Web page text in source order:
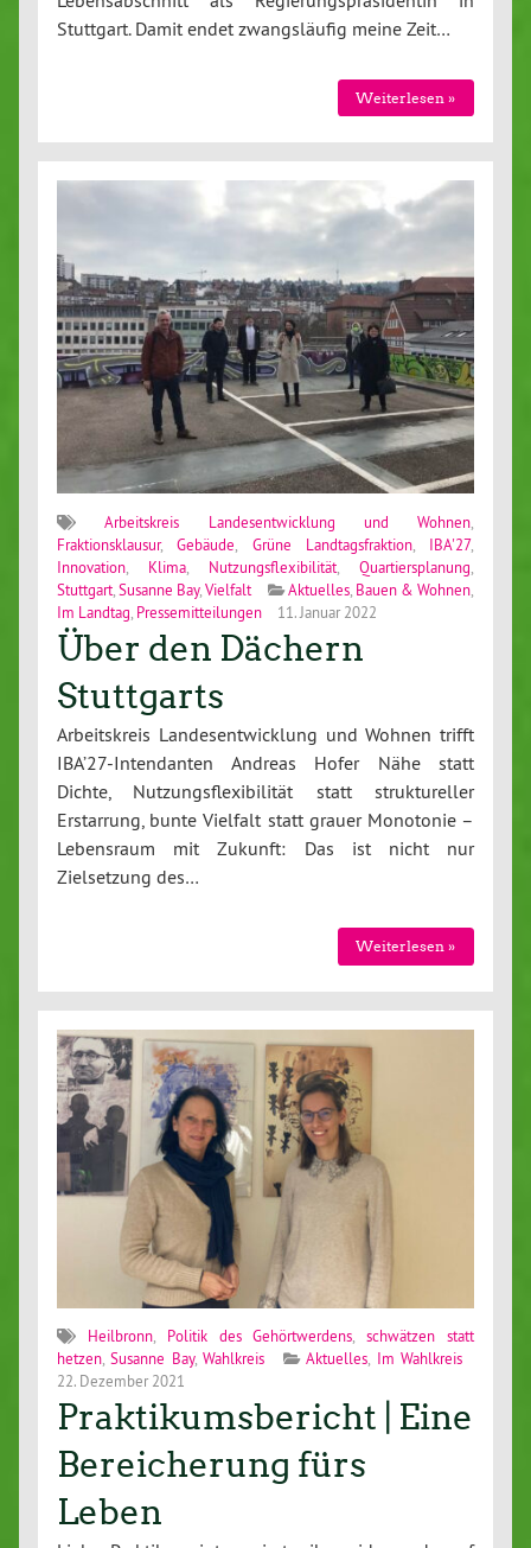
Stuttgart. Damit endet zwangsläufig meine Zeit…
Weiterlesen »
Arbeitskreis Landesentwicklung und Wohnen
Fraktionsklausur,Gebäude Grüne Landtagsfraktion, IBA'27,
Innovation
Klima Nutzungsflexibilität Quartiersplanung
Stuttgart ,Susanne Bay,Vielfalt Aktuelles, Bauen & Wohnen
Im Landtag Pressemitteilungen 11. Januar 2022
Über den Dächern
Stuttgarts
Arbeitskreis Landesentwicklung und Wohnen trifft
IBA’27-Intendanten Andreas Hofer Nähe statt
Dichte, Nutzungsflexibilität statt struktureller
Erstarrung, bunte Vielfalt statt grauer Monotonie –
Lebensraum mit Zukunft: Das ist nicht nur
Zielsetzung des…
Weiterlesen »
Heilbronn, Politik des Gehörtwerdens,schwätzen statt
hetzen,Susanne Bay,Wahlkreis Aktuelles, Im Wahlkreis
22. Dezember 2021
Praktikumsbericht | Eine
Bereicherung fürs
Leben